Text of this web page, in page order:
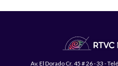
Av. El Dorado Cr. 45 # 26 - 33 -